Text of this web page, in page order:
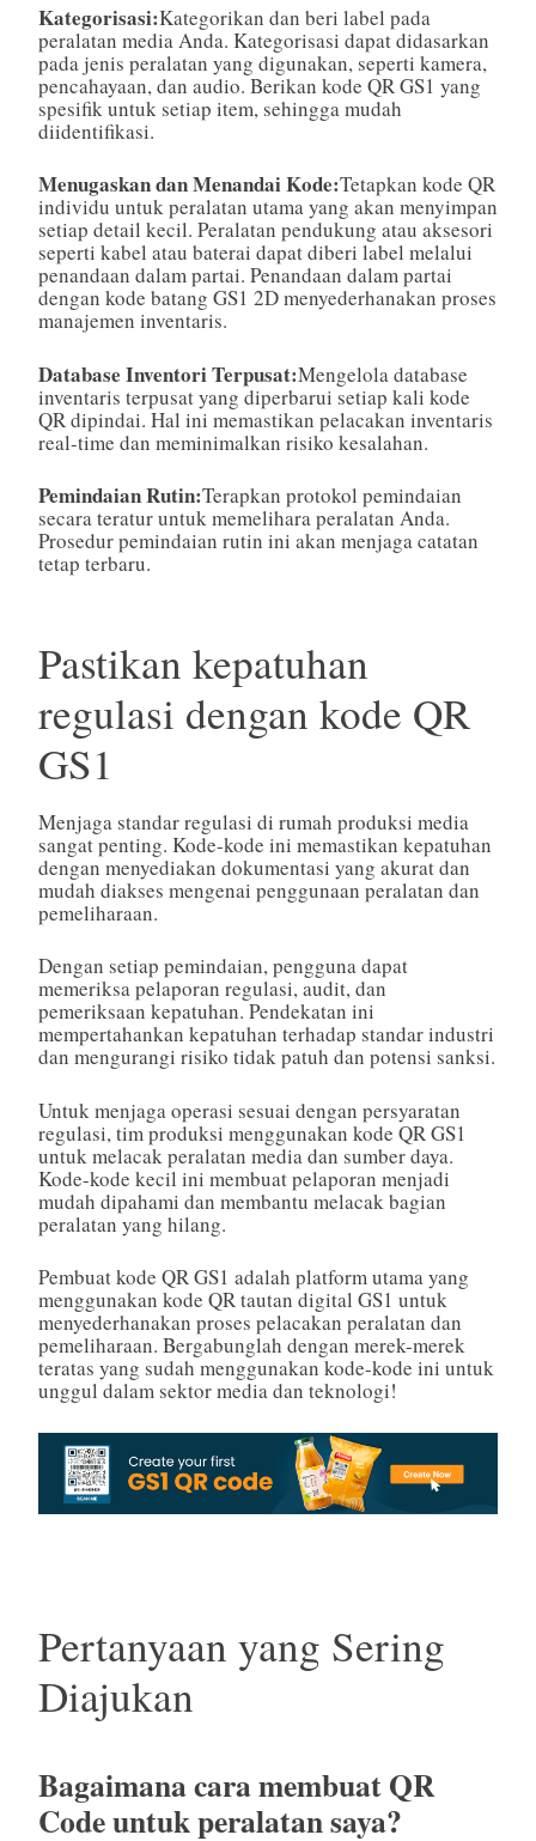
Kategorisasi:Kategorikan dan beri label pada
peralatan media Anda. Kategorisasi dapat didasarkan
pada jenis peralatan yang digunakan, seperti kamera,
pencahayaan, dan audio. Berikan kode QR GS1 yang
spesifik untuk setiap item, sehingga mudah
diidentifikasi.
Menugaskan dan Menandai Kode:Tetapkan kode QR
individu untuk peralatan utama yang akan menyimpan
setiap detail kecil. Peralatan pendukung atau aksesori
seperti kabel atau baterai dapat diberi label melalui
penandaan dalam partai. Penandaan dalam partai
dengan kode batang GS1 2D menyederhanakan proses
manajemen inventaris.
Database Inventori Terpusat:Mengelola database
inventaris terpusat yang diperbarui setiap kali kode
QR dipindai. Hal ini memastikan pelacakan inventaris
real-time dan meminimalkan risiko kesalahan.
Pemindaian Rutin:Terapkan protokol pemindaian
secara teratur untuk memelihara peralatan Anda.
Prosedur pemindaian rutin ini akan menjaga catatan
tetap terbaru.
Pastikan kepatuhan
regulasi dengan kode QR
GS1
Menjaga standar regulasi di rumah produksi media
sangat penting. Kode-kode ini memastikan kepatuhan
dengan menyediakan dokumentasi yang akurat dan
mudah diakses mengenai penggunaan peralatan dan
pemeliharaan.
Dengan setiap pemindaian, pengguna dapat
memeriksa pelaporan regulasi, audit, dan
pemeriksaan kepatuhan. Pendekatan ini
mempertahankan kepatuhan terhadap standar industri
dan mengurangi risiko tidak patuh dan potensi sanksi.
Untuk menjaga operasi sesuai dengan persyaratan
regulasi, tim produksi menggunakan kode QR GS1
untuk melacak peralatan media dan sumber daya.
Kode-kode kecil ini membuat pelaporan menjadi
mudah dipahami dan membantu melacak bagian
peralatan yang hilang.
Pembuat kode QR GS1 adalah platform utama yang
menggunakan kode QR tautan digital GS1 untuk
menyederhanakan proses pelacakan peralatan dan
pemeliharaan. Bergabunglah dengan merek-merek
teratas yang sudah menggunakan kode-kode ini untuk
unggul dalam sektor media dan teknologi!
Pertanyaan yang Sering
Diajukan
Bagaimana cara membuat QR
Code untuk peralatan saya?